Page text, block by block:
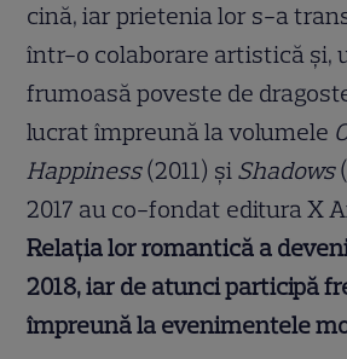
cină, iar prietenia lor s-a
într-o colaborare artistică și,
frumoasă poveste de
lucrat împreună la volumele
Happiness(2011) și Shadows
2017 au co-fondat editura X
Relația lor romantică a
2018, iar de atunci participă
împreună la evenimentele